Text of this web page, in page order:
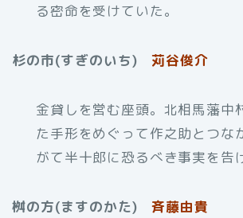
る密命を受けていた。
杉の市(すぎのいち) 苅谷俊介
金貸しを営む座頭。北相馬藩中
た手形をめぐって作之助とつな
がて半十郎に恐るべき事実を告
桝の方(ますのかた)斉藤由貴